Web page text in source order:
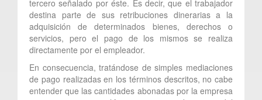
tercero señalado por éste. Es decir, que el trabajador
destina parte de sus retribuciones dinerarias a la
adquisición de determinados bienes, derechos o
servicios, pero el pago de los mismos se realiza
directamente por el empleador.
En consecuencia, tratándose de simples mediaciones
de pago realizadas en los términos descritos, no cabe
entender que las cantidades abonadas por la empresa